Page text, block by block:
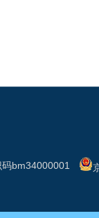
bm34000001